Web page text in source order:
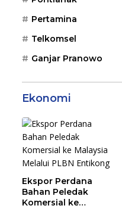
Pertamina
Telkomsel
Ganjar Pranowo
Ekonomi
Ekspor Perdana
Bahan Peledak
Komersial ke